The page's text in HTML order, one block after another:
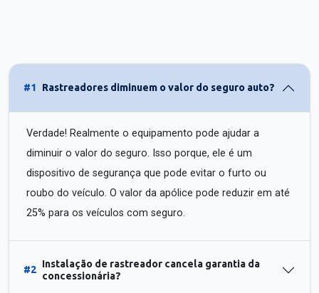
#1 Rastreadores diminuem o valor do seguro auto?
Verdade! Realmente o equipamento pode ajudar a
diminuir o valor do seguro. Isso porque, ele é um
dispositivo de segurança que pode evitar o furto ou
roubo do veículo. O valor da apólice pode reduzir em até
25% para os veículos com seguro.
#2
Instalação de rastreador cancela garantia da
concessionária?